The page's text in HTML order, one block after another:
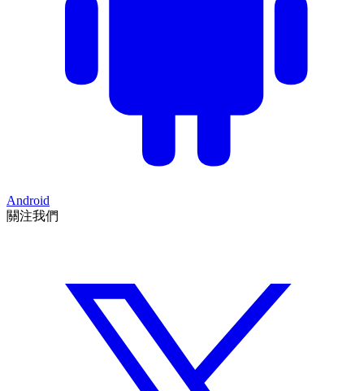
Android
關注我們